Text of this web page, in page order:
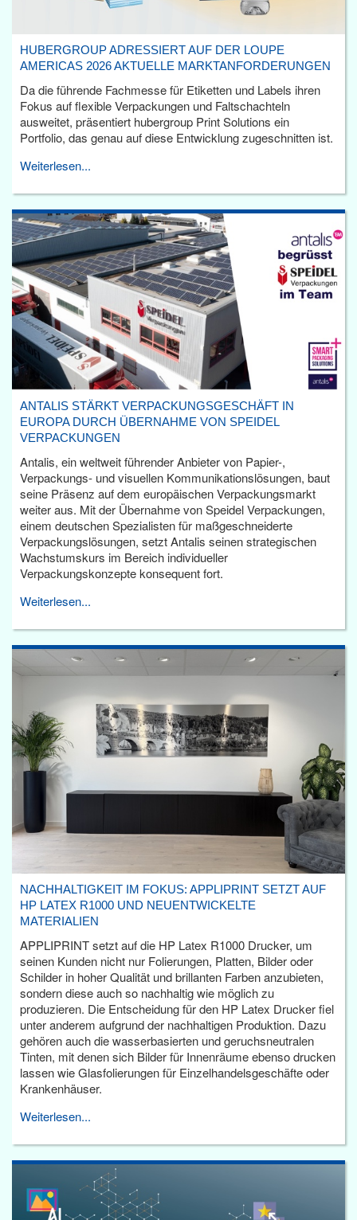
HUBERGROUP ADRESSIERT AUF DER LOUPE
AMERICAS 2026 AKTUELLE MARKTANFORDERUNGEN
Da die führende Fachmesse für Etiketten und Labels ihren
Fokus auf flexible Verpackungen und Faltschachteln
ausweitet, präsentiert hubergroup Print Solutions ein
Portfolio, das genau auf diese Entwicklung zugeschnitten ist.
Weiterlesen...
ANTALIS STÄRKT VERPACKUNGSGESCHÄFT IN
EUROPA DURCH ÜBERNAHME VON SPEIDEL
VERPACKUNGEN
Antalis, ein weltweit führender Anbieter von Papier-,
Verpackungs- und visuellen Kommunikationslösungen, baut
seine Präsenz auf dem europäischen Verpackungsmarkt
weiter aus. Mit der Übernahme von Speidel Verpackungen,
einem deutschen Spezialisten für maßgeschneiderte
Verpackungslösungen, setzt Antalis seinen strategischen
Wachstumskurs im Bereich individueller
Verpackungskonzepte konsequent fort.
Weiterlesen...
NACHHALTIGKEIT IM FOKUS: APPLIPRINT SETZT AUF
HP LATEX R1000 UND NEUENTWICKELTE
MATERIALIEN
APPLIPRINT setzt auf die HP Latex R1000 Drucker, um
seinen Kunden nicht nur Folierungen, Platten, Bilder oder
Schilder in hoher Qualität und brillanten Farben anzubieten,
sondern diese auch so nachhaltig wie möglich zu
produzieren. Die Entscheidung für den HP Latex Drucker fiel
unter anderem aufgrund der nachhaltigen Produktion. Dazu
gehören auch die wasserbasierten und geruchsneutralen
Tinten, mit denen sich Bilder für Innenräume ebenso drucken
lassen wie Glasfolierungen für Einzelhandelsgeschäfte oder
Krankenhäuser.
Weiterlesen...